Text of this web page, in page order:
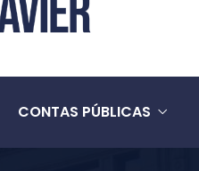
CONTAS PÚBLICAS